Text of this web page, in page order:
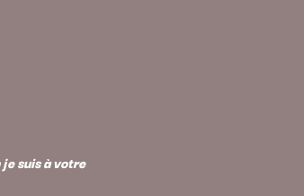
suis à votre